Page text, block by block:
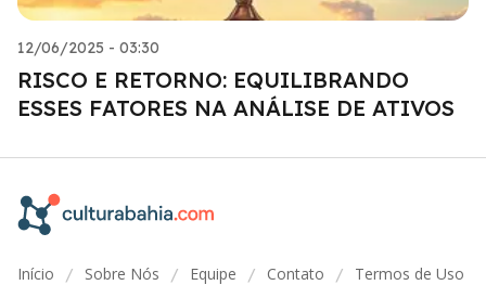
12/06/2025 - 03:30
RISCO E RETORNO: EQUILIBRANDO
ESSES FATORES NA ANÁLISE DE ATIVOS
Início / Sobre Nós / Equipe / Contato / Termos de Uso